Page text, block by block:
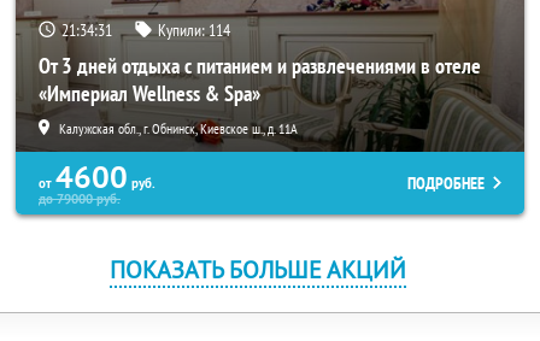
21:34:30 Купили:114
От 3 дней отдыха с питанием и развлечениями в отеле
«Империал Wellness & Spa»
Калужская обл., г. Обнинск, Киевское ш., д. 11А
от 4600 руб.
до79000руб.
ПОДРОБНЕЕ
ПОКАЗАТЬ БОЛЬШЕ АКЦИЙ